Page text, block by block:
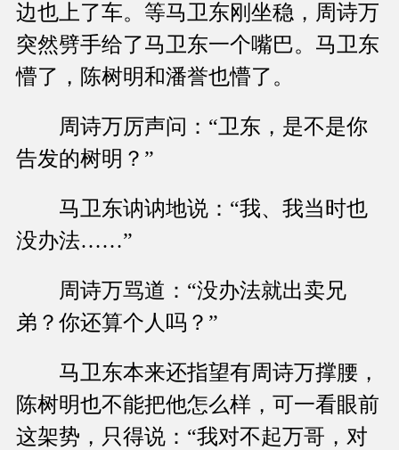
边也上了车。等马卫东刚坐稳，周诗万
突然劈手给了马卫东一个嘴巴。马卫东
懵了，陈树明和潘誉也懵了。
周诗万厉声问：“卫东，是不是你
告发的树明？”
马卫东讷讷地说：“我、我当时也
没办法……”
周诗万骂道：“没办法就出卖兄
弟？你还算个人吗？”
马卫东本来还指望有周诗万撑腰，
陈树明也不能把他怎么样，可一看眼前
这架势，只得说：“我对不起万哥，对